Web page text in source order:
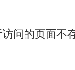
问的页面不